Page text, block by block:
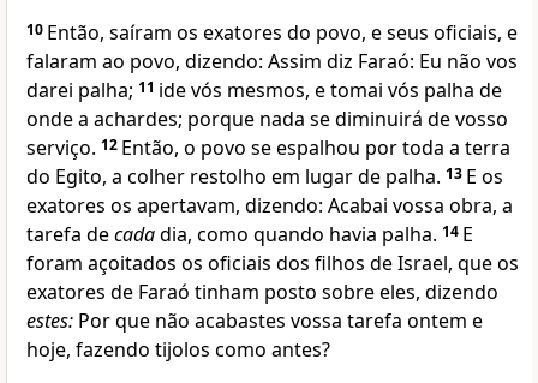
10 Então, saíram os exatores do povo, e seus oficiais, e
falaram ao povo, dizendo: Assim diz Faraó: Eu não vos
darei palha; 11 ide vós mesmos, e tomai vós palha de
onde a achardes; porque nada se diminuirá de vosso
serviço. 12 Então, o povo se espalhou por toda a terra
do Egito, a colher restolho em lugar de palha. 13 E os
exatores os apertavam, dizendo: Acabai vossa obra, a
tarefa decadadia, como quando havia palha. 14 E
foram açoitados os oficiais dos filhos de Israel, que os
exatores de Faraó tinham posto sobre eles, dizendo
estes: Por que não acabastes vossa tarefa ontem e
hoje, fazendo tijolos como antes?